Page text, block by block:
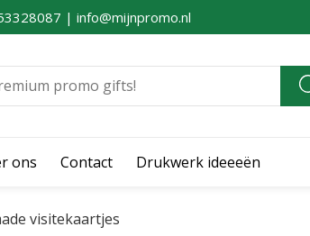
| info@mijnpromo.nl
ons Contact Drukwerk ideeeën
visitekaartjes